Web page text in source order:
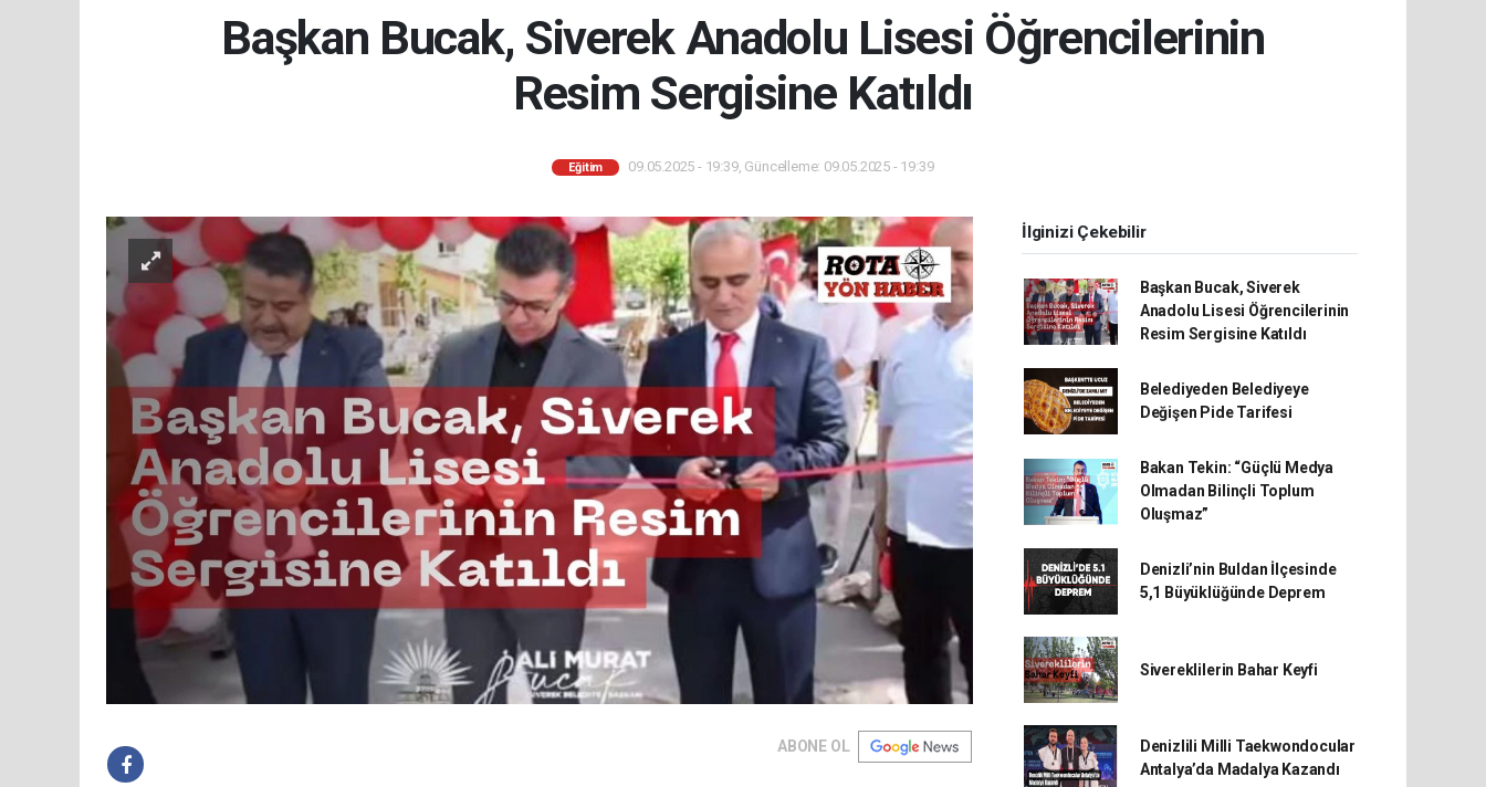
Başkan Bucak, Siverek Anadolu Lisesi Öğrencilerinin
Resim Sergisine Katıldı
Eğitim 09.05.2025 - 19:39, Güncelleme: 09.05.2025 - 19:39
ABONE OL
İlginizi Çekebilir
Başkan Bucak, Siverek
Anadolu Lisesi Öğrencilerinin
Resim Sergisine Katıldı
Belediyeden Belediyeye
Değişen Pide Tarifesi
Bakan Tekin: “Güçlü Medya
Olmadan Bilinçli Toplum
Oluşmaz”
Denizli’nin Buldan İlçesinde
5,1 Büyüklüğünde Deprem
Sivereklilerin Bahar Keyfi
Denizlili Milli Taekwondocular
Antalya’da Madalya Kazandı